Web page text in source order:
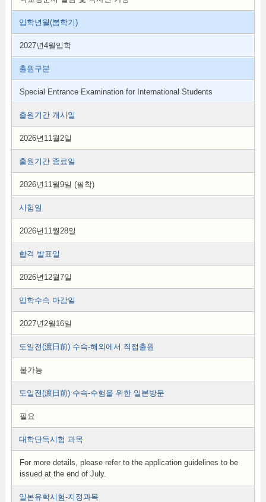
입학년월(봄학기)
2027년4월입학
출원구분
Special Entrance Examination for International Students
출원기간 개시일
2026년11월2일
출원기간 종료일
2026년11월9일 (필착)
시험일
2026년11월28일
합격 발표일
2026년12월7일
입학수속 마감일
2027년2월16일
도일전(渡日前) 수속-해외에서 직접출원
불가능
도일전(渡日前) 수속-수험을 위한 일본방문
필요
대학단독시험 과목
For more details, please refer to the application guidelines to be
issued at the end of July.
일본유학시험-지정과목